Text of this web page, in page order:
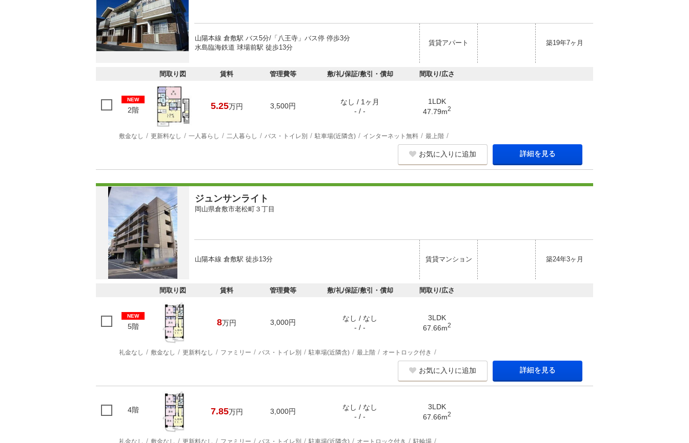
山陽本線 倉敷駅 バス5分/「八王寺」バス停 停歩3分
水島臨海鉄道 球場前駅 徒歩13分
賃貸アパート 築19年7ヶ月
間取り図 賃料 管理費等 敷/礼/保証/敷引・償却 間取り/広さ
NEW
2階 5.25万円 3,500円
なし / 1ヶ月
- / -
1LDK
47.79m2
敷金なし 更新料なし 一人暮らし 二人暮らし バス・トイレ別 駐車場(近隣含) インターネット無料 最上階
お気に入りに追加 詳細を見る
ジュンサンライト
岡山県倉敷市老松町３丁目
山陽本線 倉敷駅 徒歩13分 賃貸マンション 築24年3ヶ月
間取り図 賃料 管理費等 敷/礼/保証/敷引・償却 間取り/広さ
NEW
5階 8万円 3,000円
なし / なし
- / -
3LDK
67.66m2
礼金なし 敷金なし 更新料なし ファミリー バス・トイレ別 駐車場(近隣含) 最上階 オートロック付き
お気に入りに追加 詳細を見る
4階 7.85万円 3,000円
なし / なし
- / -
3LDK
67.66m2
礼金なし 敷金なし 更新料なし ファミリー バス・トイレ別 駐車場(近隣含) オートロック付き 駐輪場